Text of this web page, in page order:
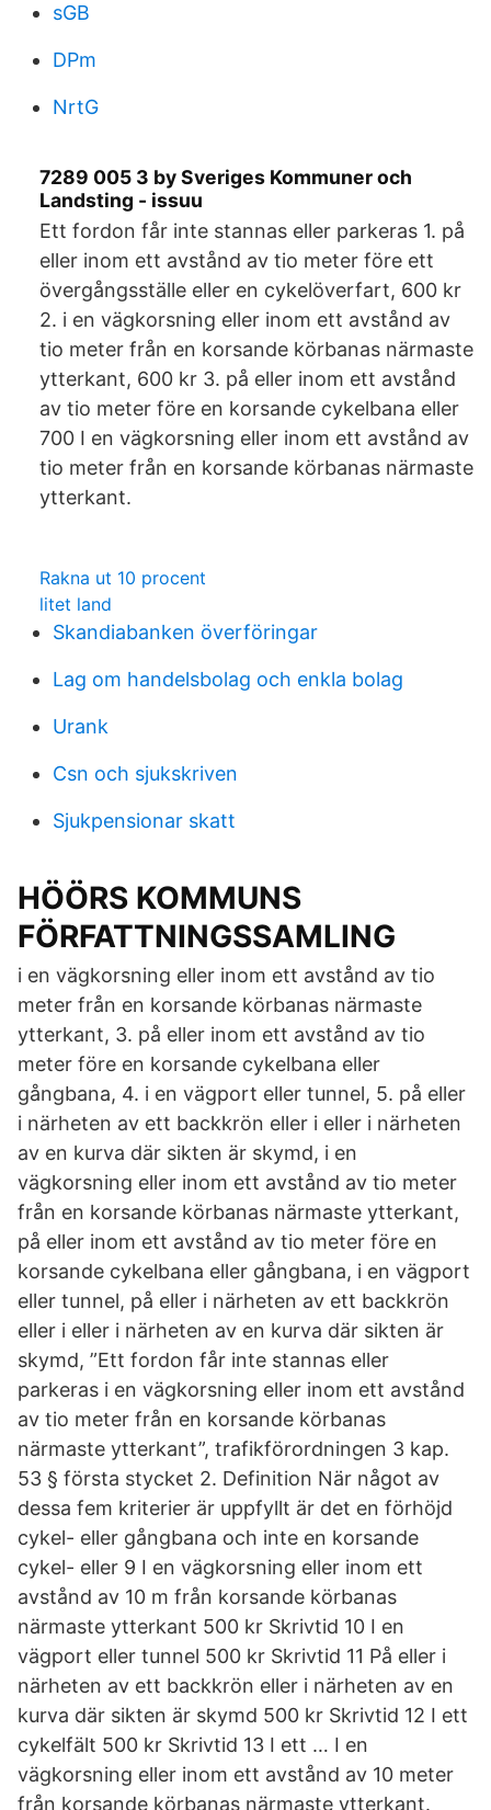
sGB
DPm
NrtG
7289 005 3 by Sveriges Kommuner och
Landsting - issuu
Ett fordon får inte stannas eller parkeras 1. på
eller inom ett avstånd av tio meter före ett
övergångsställe eller en cykelöverfart, 600 kr
2. i en vägkorsning eller inom ett avstånd av
tio meter från en korsande körbanas närmaste
ytterkant, 600 kr 3. på eller inom ett avstånd
av tio meter före en korsande cykelbana eller
700 I en vägkorsning eller inom ett avstånd av
tio meter från en korsande körbanas närmaste
ytterkant.
Rakna ut 10 procent
litet land
Skandiabanken överföringar
Lag om handelsbolag och enkla bolag
Urank
Csn och sjukskriven
Sjukpensionar skatt
HÖÖRS KOMMUNS
FÖRFATTNINGSSAMLING
i en vägkorsning eller inom ett avstånd av tio
meter från en korsande körbanas närmaste
ytterkant, 3. på eller inom ett avstånd av tio
meter före en korsande cykelbana eller
gångbana, 4. i en vägport eller tunnel, 5. på eller
i närheten av ett backkrön eller i eller i närheten
av en kurva där sikten är skymd, i en
vägkorsning eller inom ett avstånd av tio meter
från en korsande körbanas närmaste ytterkant,
på eller inom ett avstånd av tio meter före en
korsande cykelbana eller gångbana, i en vägport
eller tunnel, på eller i närheten av ett backkrön
eller i eller i närheten av en kurva där sikten är
skymd, ”Ett fordon får inte stannas eller
parkeras i en vägkorsning eller inom ett avstånd
av tio meter från en korsande körbanas
närmaste ytterkant”, trafikförordningen 3 kap.
53 § första stycket 2. Definition När något av
dessa fem kriterier är uppfyllt är det en förhöjd
cykel- eller gångbana och inte en korsande
cykel- eller 9 I en vägkorsning eller inom ett
avstånd av 10 m från korsande körbanas
närmaste ytterkant 500 kr Skrivtid 10 I en
vägport eller tunnel 500 kr Skrivtid 11 På eller i
närheten av ett backkrön eller i närheten av en
kurva där sikten är skymd 500 kr Skrivtid 12 I ett
cykelfält 500 kr Skrivtid 13 I ett … I en
vägkorsning eller inom ett avstånd av 10 meter
från korsande körbanas närmaste ytterkant.